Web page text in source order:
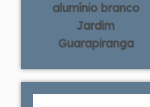
alumínio branco
Jardim
Guarapiranga